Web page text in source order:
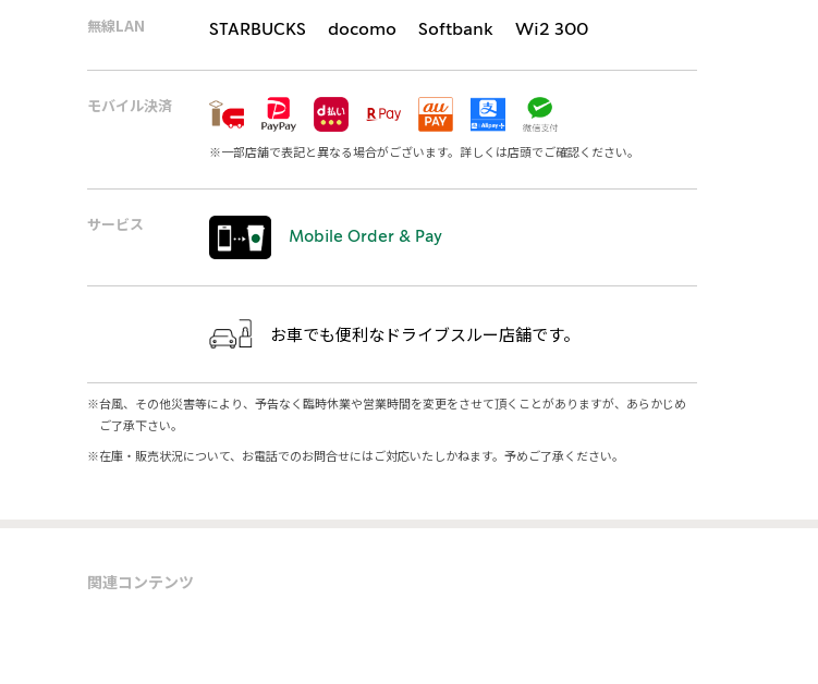
無線LAN STARBUCKS docomo Softbank Wi2 300
モバイル決済
※一部店舗で表記と異なる場合がございます。詳しくは店頭でご確認ください。
サービス
Mobile Order & Pay
お車でも便利なドライブスルー店舗です。
※台風、その他災害等により、予告なく臨時休業や営業時間を変更をさせて頂くことがありますが、あらかじめ
ご了承下さい。
※在庫・販売状況について、お電話でのお問合せにはご対応いたしかねます。予めご了承ください。
関連コンテンツ